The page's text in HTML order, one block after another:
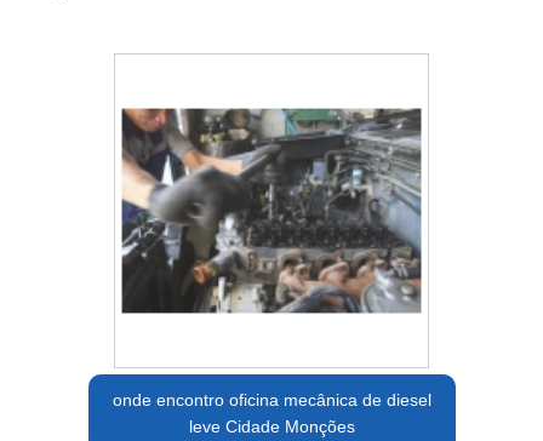
onde encontro oficina mecânica de diesel
leve Cidade Monções